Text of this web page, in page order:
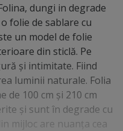
dungi in degrade
folie de sablare cu
un model de folie
din sticlă. Pe
şi intimitate. Fiind
luminii naturale. Folia
de 100 cm şi 210 cm
şi sunt în degrade cu
mijloc are nuanţa cea